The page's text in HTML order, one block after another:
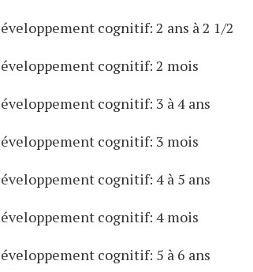
cognitif: 2 ans à 2 1/2
cognitif: 2 mois
cognitif: 3 à 4 ans
cognitif: 3 mois
cognitif: 4 à 5 ans
cognitif: 4 mois
cognitif: 5 à 6 ans